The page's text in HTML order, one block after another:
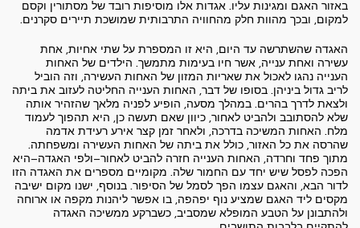
באזור האגם ומגינות עליו. אגדות אלו מוסיפות רובד של מסתורין וקסם
למקום, ובכך מהוות חלק מהחוויה התרבותית שמושכת תיירים סקרנים.
האגדה שהשתרשה עד היום, היא זו המספרת על שתי אחיות, אחת
עשירה ואחת ענייה, אשר חיו בעימות מתמשך. הילדים של האחות
הענייה נהגו לאכול את שאריות המזון של האחות העשירה, וזה הוביל
לריב גדול ביניהן. בסופו של דבר, האחות הענייה החליטה לעזוב את ביתה
ולצאת לדרך בהרים. במהלך מסעה, הופיע לפניה מלאך שהזהיר אותה
שלא להסתובב ולהביט לאחור, כיוון שאם תעשה כן, היא תהפוך לעמוד
מלח. האחות המשיכה בדרכה, ולאחר זמן קצר אירע רעידת אדמה
שהרסה את כל האזור, כולל את ביתה של האחות העשירה ומשפחתה.
מתוך פחד וחרדה, האחות הענייה חזרה להביט לאחור—ולפי האגדה—היא
הפכה לפסל שיש יחד עם החמור שלה. מקומיים מספרים את האגדה הזו
לדור הבא, והאגם עצמו הפך לסמל של הסיפור. בנוסף, ישנו מקום ישיבה
מקסים ליד האגם שמציע נוף יפהפה, בו אפשר ליהנות מקפה או ארוחה
ולהתבונן על הטבע המופלא שמסביב, כשברקע ממשיכה האגדה